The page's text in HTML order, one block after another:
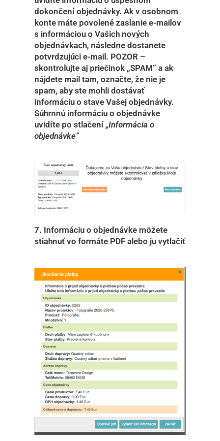
dokončení objednávky. Ak v osobnom
konte máte povolené zaslanie e-mailov
s informáciou o Vašich nových
objednávkach, následne dostanete
potvrdzujúci e-mail. POZOR –
skontrolujte aj priečinok „SPAM“ a ak
nájdete mail tam, označte, že nie je
spam, aby ste mohli dostávať
informáciu o stave Vašej objednávky.
Súhrnnú informáciu o objednávke
uvidíte po stlačení „Informácia o
objednávke“
7. Informáciu o objednávke môžete
stiahnuť vo formáte PDF alebo ju vytlačiť